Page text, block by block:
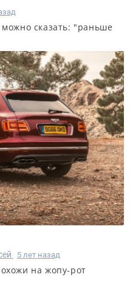
сказать: "раньше
5 лет назад
на жопу-рот